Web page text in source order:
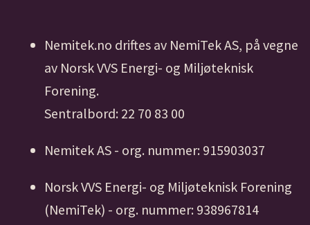
Nemitek.no driftes av NemiTek AS, på vegne
av Norsk VVS Energi- og Miljøteknisk
Forening.
Sentralbord: 22 70 83 00
Nemitek AS - org. nummer: 915903037
Norsk VVS Energi- og Miljøteknisk Forening
(NemiTek) - org. nummer: 938967814